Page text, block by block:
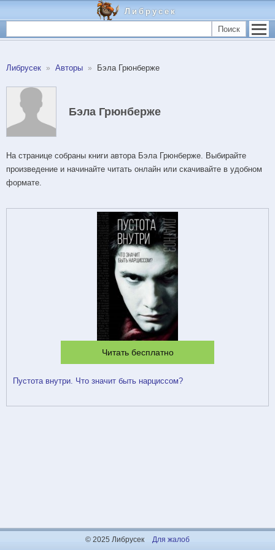
Либрусек
Поиск
Либрусек Авторы Бэла Грюнберже
Бэла Грюнберже
На странице собраны книги автора Бэла Грюнберже. Выбирайте
произведение и начинайте читать онлайн или скачивайте в удобном
формате.
Читать бесплатно
Пустота внутри. Что значит быть нарциссом?
© 2025 Либрусек Для жалоб